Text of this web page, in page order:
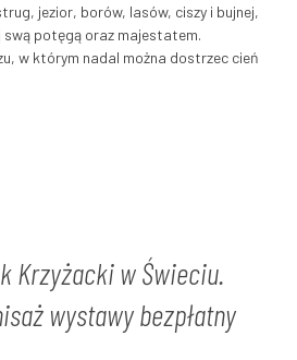
jezior, borów, lasów, ciszy i bujnej,
swą potęgą oraz majestatem.
w którym nadal można dostrzec cień
Krzyżacki w Świeciu.
wystawy bezpłatny